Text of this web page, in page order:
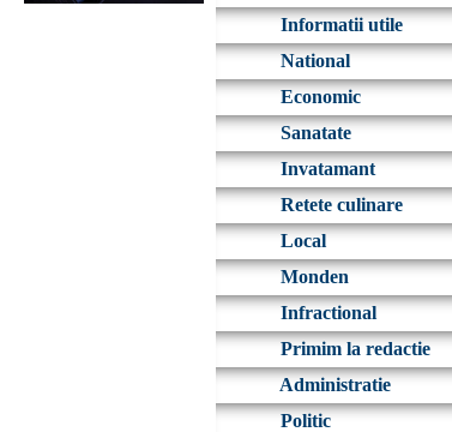
Informatii utile
National
Economic
Sanatate
Invatamant
Retete culinare
Local
Monden
Infractional
Primim la redactie
Administratie
Politic